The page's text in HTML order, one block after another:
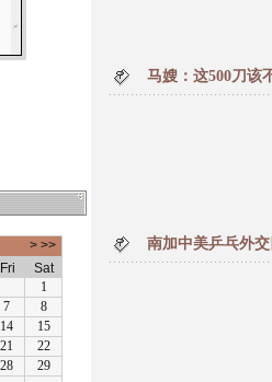
马嫂：这500刀该
南加中美乒乓外